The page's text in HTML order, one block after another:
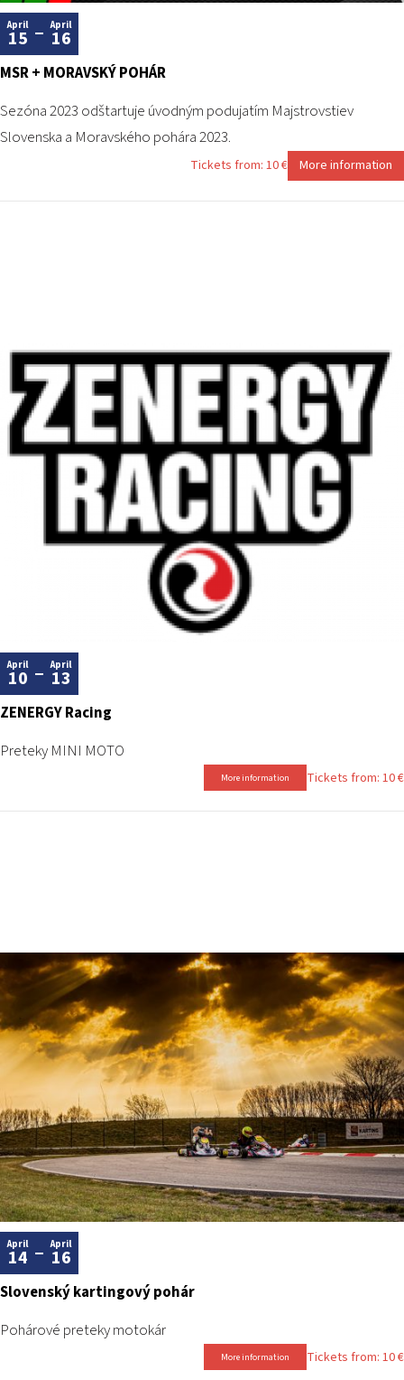
2026 EVENTS
CONTACTS
April
15
April
16
MSR + MORAVSKÝ POHÁR
Sezóna 2023 odštartuje úvodným podujatím Majstrovstiev
Slovenska a Moravského pohára 2023.
Tickets from: 10 € More information
April
10
April
13
ZENERGY Racing
Preteky MINI MOTO
More information Tickets from: 10 €
April
14
April
16
Slovenský kartingový pohár
Pohárové preteky motokár
More information Tickets from: 10 €